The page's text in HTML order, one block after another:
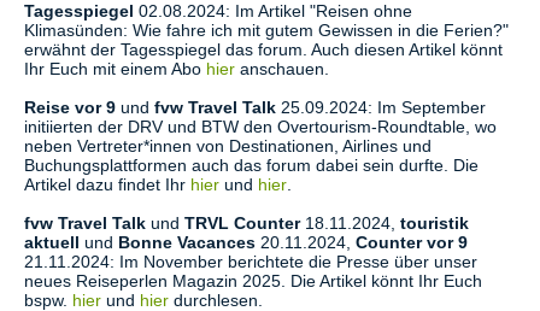
Tagesspiegel 02.08.2024: Im Artikel "Reisen ohne
Klimasünden: Wie fahre ich mit gutem Gewissen in die Ferien?"
erwähnt der Tagesspiegel das forum. Auch diesen Artikel könnt
Ihr Euch mit einem Abo hier anschauen.
Reise vor 9 und fvw Travel Talk 25.09.2024: Im September
initiierten der DRV und BTW den Overtourism-Roundtable, wo
neben Vertreter*innen von Destinationen, Airlines und
Buchungsplattformen auch das forum dabei sein durfte. Die
Artikel dazu findet Ihr hier und hier
fvw Travel Talk und TRVL Counter18.11.2024, touristik
aktuell und Bonne Vacances 20.11.2024, Counter vor 9
21.11.2024: Im November berichtete die Presse über unser
neues Reiseperlen Magazin 2025. Die Artikel könnt Ihr Euch
bspw. hier und hier durchlesen.